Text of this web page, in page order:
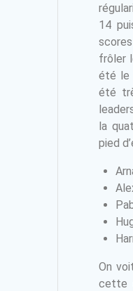
14
frôler
été le
été
la
pied
On
cette